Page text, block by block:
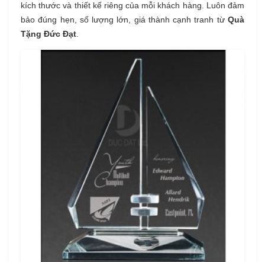
kích thước và thiết kế riêng của mỗi khách hàng. Luôn đảm
bảo đúng hẹn, số lượng lớn, giá thành cạnh tranh từ Quà
Tặng Đức Đạt